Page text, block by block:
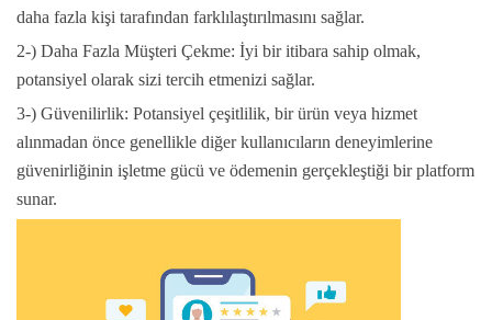
daha fazla kişi tarafından farklılaştırılmasını sağlar.
2-) Daha Fazla Müşteri Çekme: İyi bir itibara sahip olmak,
potansiyel olarak sizi tercih etmenizi sağlar.
3-) Güvenilirlik: Potansiyel çeşitlilik, bir ürün veya hizmet
alınmadan önce genellikle diğer kullanıcıların deneyimlerine
güvenirliğinin işletme gücü ve ödemenin gerçekleştiği bir platform
sunar.